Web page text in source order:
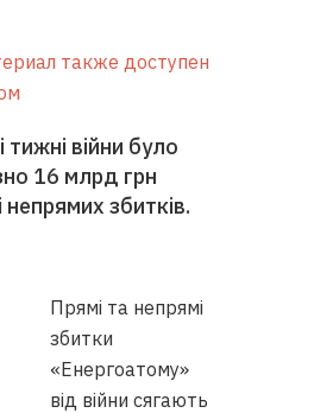
также доступен
тижні війни було
16 млрд грн
непрямих збитків.
Прямі та непрямі
збитки
«‎Енергоатому»
від війни сягають